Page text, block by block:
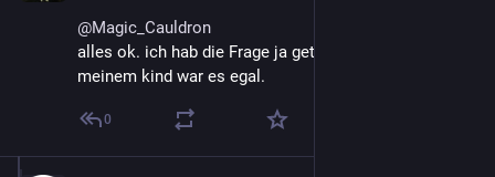
@Magic_Cauldron
alles ok. ich hab die Frage ja geteilt.
meinem kind war es egal.
0